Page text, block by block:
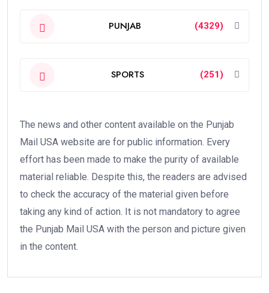
PUNJAB (4329)
SPORTS (251)
The news and other content available on the Punjab
Mail USA website are for public information. Every
effort has been made to make the purity of available
material reliable. Despite this, the readers are advised
to check the accuracy of the material given before
taking any kind of action. It is not mandatory to agree
the Punjab Mail USA with the person and picture given
in the content.